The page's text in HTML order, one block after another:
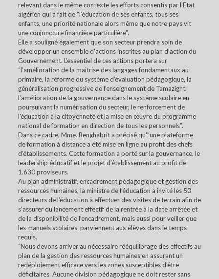
relevant dans le même contexte les efforts consentis par l’Etat
algérien qui a fait de “l’éducation de ses enfants, tous ses
enfants, une priorité nationale alors même que notre pays vit
une conjoncture financière particulière”.
Elle a souligné également que son secteur prendra soin de
développer un ensemble d’actions inscrites au plan d’action du
Gouvernement. L’essentiel de ces actions portera sur
“l’amélioration de la maitrise des langages fondamentaux au
primaire, la réforme du système d’évaluation pédagogique, la
généralisation progressive de l’enseignement de Tamazight,
l’amélioration de la gouvernance dans le système scolaire en
poursuivant la numérisation du secteur, le renforcement de
l’éducation à la citoyenneté et la mise en œuvre du programme
national de formation en direction de tous les personnels”.
Dans ce cadre, Mme. Benghabrit a précisé qu'”une plateforme
de formation à distance a été mise en ligne au profit des chefs
d’établissements. Cette formation a porté sur la gouvernance, le
leadership éducatif et le projet d’établissement au profit de
1.630 proviseurs.
Au plan administratif, encadrement pédagogique et gestion des
ressources humaines, la ministre de l’éducation a invité les 50
directeurs de l’éducation à effectuer des visites de terrain afin de
s’assurer du lancement effectif de la rentrée à la date arrêtée et
de la disponibilité de l’encadrement, mais aussi pour veiller que
les manuels scolaires parviennent aux élèves dans le temps
requis.
“Nous devons arriver au nécessaire rééquilibrage des effectifs au
plan de la gestion des ressources humaines en assurant un
redéploiement efficace vers les zones susceptibles d’être
déficitaires. Aucune division pédagogique ne doit rester sans